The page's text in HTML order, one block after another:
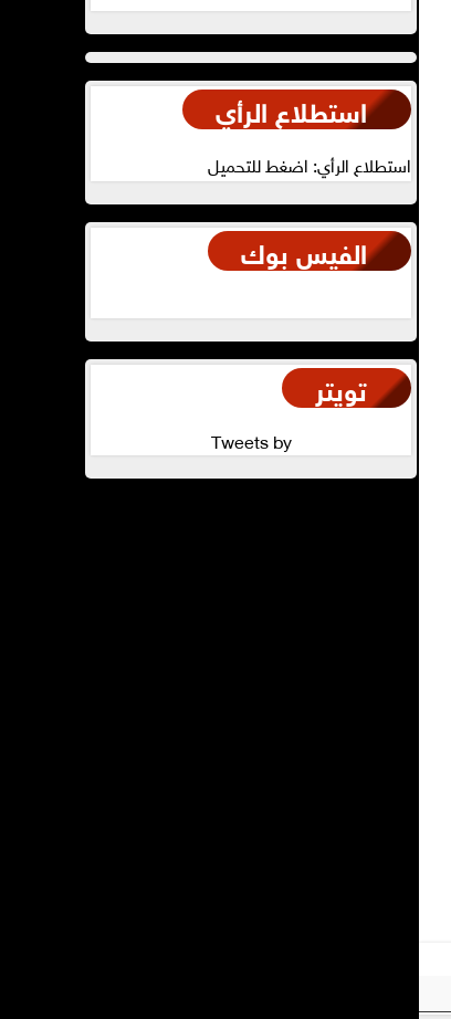
استطلاع الرأي
استطلاع الرأي: اضغط للتحميل
الفيس بوك
تويتر
Tweets by